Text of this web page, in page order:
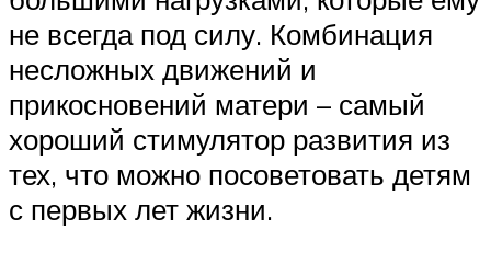
не всегда под силу. Комбинация
несложных движений и
прикосновений матери – самый
хороший стимулятор развития из
тех, что можно посоветовать детям
с первых лет жизни.